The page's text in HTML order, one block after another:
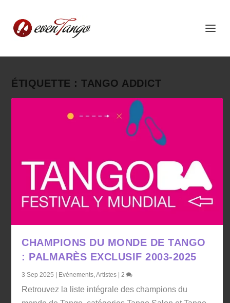
ÉTIQUETTE :TANGO ADDICT
CHAMPIONS DU MONDE DE TANGO
: PALMARÈS EXCLUSIF 2003-2025
3 Sep 2025 | Evènements ,Artistes | 2
Retrouvez la liste intégrale des champions du